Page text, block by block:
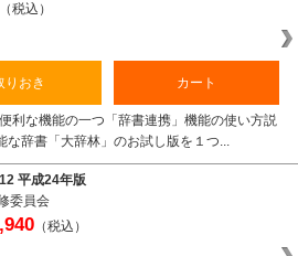
（税込）
りおき カート
利な機能の一つ「辞書連携」機能の使い方説
な辞書「大辞林」のお試し版を１つ...
平成24年版
委員会
（税込）